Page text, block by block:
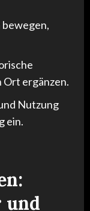
bewegen,
Ort ergänzen.
Nutzung
ein.
und